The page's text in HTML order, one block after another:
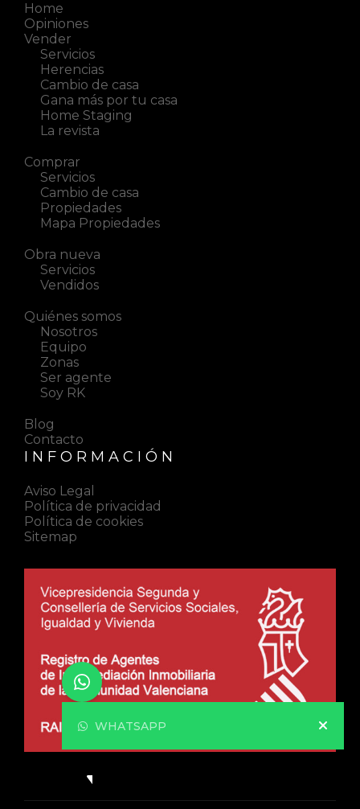
Home
Opiniones
Vender
Servicios
Herencias
Cambio de casa
Gana más por tu casa
Home Staging
La revista
Comprar
Servicios
Cambio de casa
Propiedades
Mapa Propiedades
Obra nueva
Servicios
Vendidos
Quiénes somos
Nosotros
Equipo
Zonas
Ser agente
Soy RK
Blog
Contacto
INFORMACIÓN
Aviso Legal
Política de privacidad
Política de cookies
Sitemap
WHATSAPP